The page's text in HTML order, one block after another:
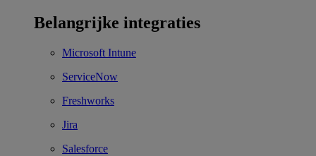
Belangrijke integraties
Microsoft Intune
ServiceNow
Freshworks
Jira
Salesforce